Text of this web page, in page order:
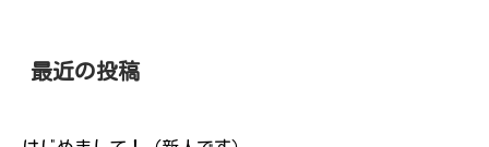
最近の投稿